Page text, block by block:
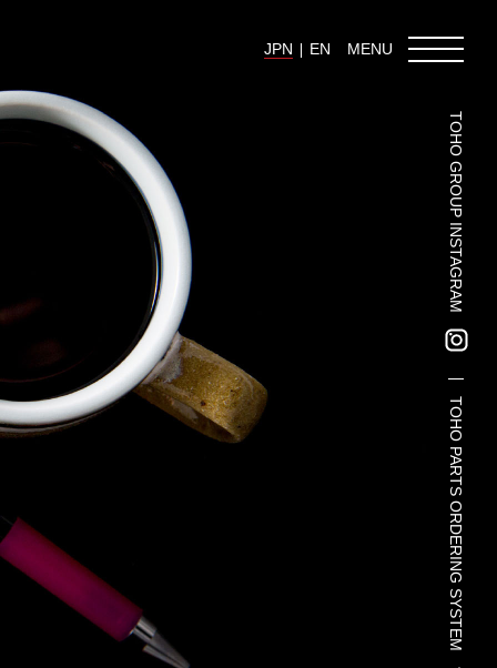
JPN EN MENU
東邦グループの採用情報
東邦グループからのお知らせ
東邦コラム
TOHO PARTS ORDERING SYSTE
TOHO GROUP INSTAGRAM
TOHO PARTS ORDERING SYSTEM